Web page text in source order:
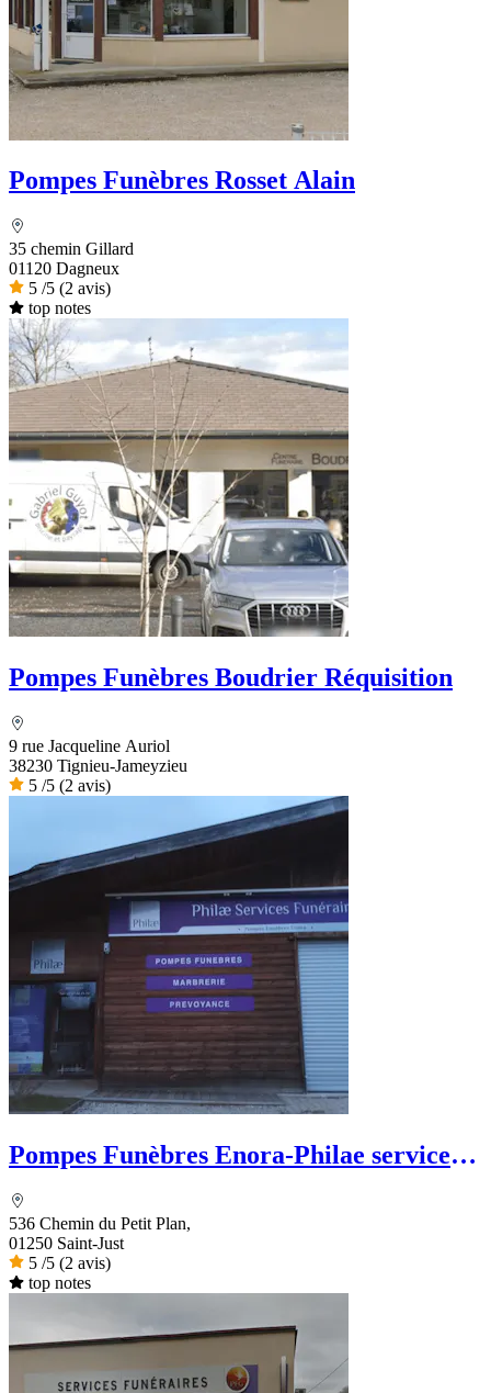
Pompes Funèbres Rosset Alain
35 chemin Gillard
01120 Dagneux
5 /5 (2 avis)
top notes
Pompes Funèbres Boudrier Réquisition
9 rue Jacqueline Auriol
38230 Tignieu-Jameyzieu
5 /5 (2 avis)
Pompes Funèbres Enora-Philae services
536 Chemin du Petit Plan,
01250 Saint-Just
5 /5 (2 avis)
top notes